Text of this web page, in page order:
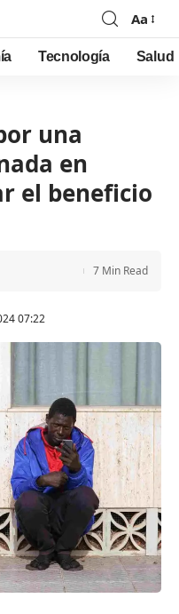
Font
Resizer
Aa
Tecnología Salud
una
en
el beneficio
07:22
7 Min Read